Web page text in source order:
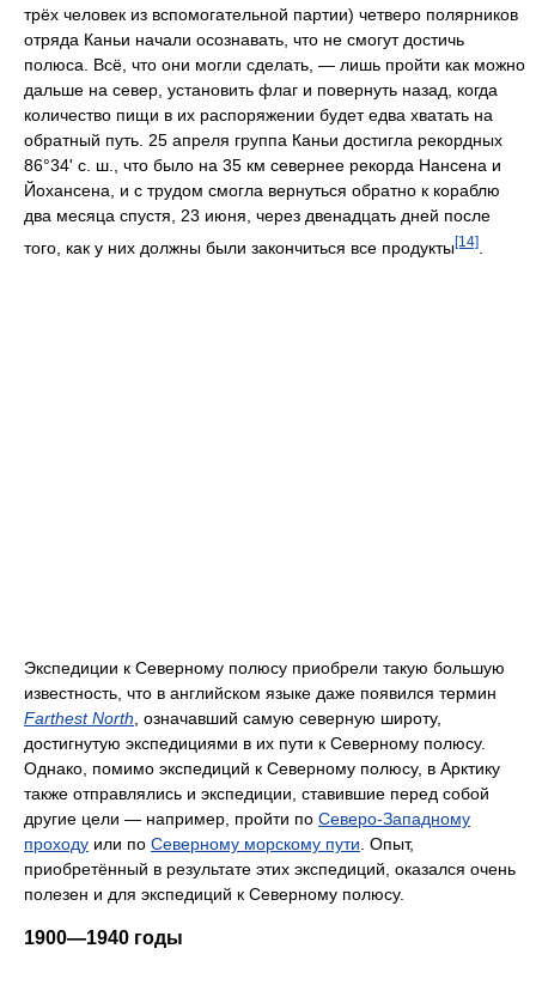
трёх человек из вспомогательной партии) четверо полярников
отряда Каньи начали осознавать, что не смогут достичь
полюса. Всё, что они могли сделать, — лишь пройти как можно
дальше на север, установить флаг и повернуть назад, когда
количество пищи в их распоряжении будет едва хватать на
обратный путь. 25 апреля группа Каньи достигла рекордных
86°34' с. ш., что было на 35 км севернее рекорда Нансена и
Йохансена, и с трудом смогла вернуться обратно к кораблю
два месяца спустя, 23 июня, через двенадцать дней после
того, как у них должны были закончиться все продукты[14]
Экспедиции к Северному полюсу приобрели такую большую
известность, что в английском языке даже появился термин
Farthest North , означавший самую северную широту,
достигнутую экспедициями в их пути к Северному полюсу.
Однако, помимо экспедиций к Северному полюсу, в Арктику
также отправлялись и экспедиции, ставившие перед собой
другие цели — например, пройти по Северо-Западному
проходу или по Северному морскому пути . Опыт,
приобретённый в результате этих экспедиций, оказался очень
полезен и для экспедиций к Северному полюсу.
1900—1940 годы